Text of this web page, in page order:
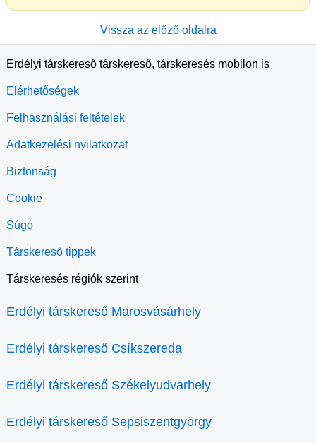
Vissza az előző oldalra
Erdélyi társkereső társkereső, társkeresés mobilon is
Elérhetőségek
Felhasználási feltételek
Adatkezelési nyilatkozat
Biztonság
Cookie
Súgó
Társkereső tippek
Társkeresés régiók szerint
Erdélyi társkereső Marosvásárhely
Erdélyi társkereső Csíkszereda
Erdélyi társkereső Székelyudvarhely
Erdélyi társkereső Sepsiszentgyörgy